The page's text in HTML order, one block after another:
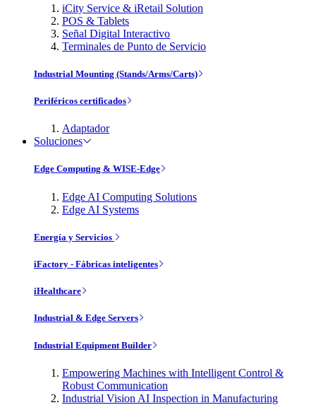
iCity Service & iRetail Solution
POS & Tablets
Señal Digital Interactivo
Terminales de Punto de Servicio
Industrial Mounting (Stands/Arms/Carts)
Periféricos certificados
Adaptador
Soluciones
Edge Computing & WISE-Edge
Edge AI Computing Solutions
Edge AI Systems
Energía y Servicios
iFactory - Fábricas inteligentes
iHealthcare
Industrial & Edge Servers
Industrial Equipment Builder
Empowering Machines with Intelligent Control &
Robust Communication
Industrial Vision AI Inspection in Manufacturing